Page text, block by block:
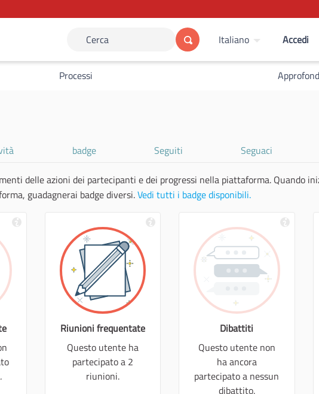
Cerca Italiano Accedi
Processi
badge Seguiti Seguaci
delle azioni dei partecipanti e dei progressi nella piattaforma. Quando
guadagnerai badge diversi.Vedi tutti i badge disponibili.
Riunioni frequentate
Questo utente ha
partecipato a 2
riunioni.
Dibattiti
Questo utente non
ha ancora
partecipato a nessun
dibattito.